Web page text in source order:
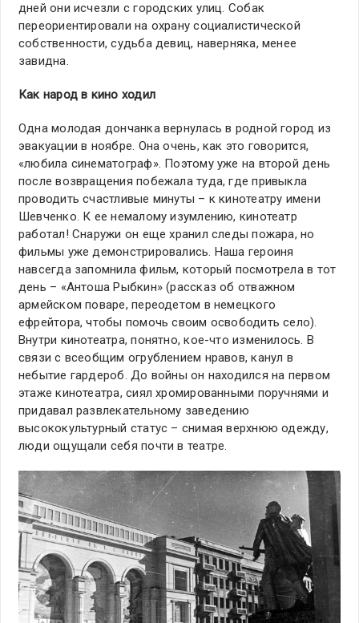
дней они исчезли с городских улиц. Собак
переориентировали на охрану социалистической
собственности, судьба девиц, наверняка, менее
завидна.
Как народ в кино ходил
Одна молодая дончанка вернулась в родной город из
эвакуации в ноябре. Она очень, как это говорится,
«любила синематограф». Поэтому уже на второй день
после возвращения побежала туда, где привыкла
проводить счастливые минуты – к кинотеатру имени
Шевченко. К ее немалому изумлению, кинотеатр
работал! Снаружи он еще хранил следы пожара, но
фильмы уже демонстрировались. Наша героиня
навсегда запомнила фильм, который посмотрела в тот
день – «Антоша Рыбкин» (рассказ об отважном
армейском поваре, переодетом в немецкого
ефрейтора, чтобы помочь своим освободить село).
Внутри кинотеатра, понятно, кое-что изменилось. В
связи с всеобщим огрублением нравов, канул в
небытие гардероб. До войны он находился на первом
этаже кинотеатра, сиял хромированными поручнями и
придавал развлекательному заведению
высококультурный статус – снимая верхнюю одежду,
люди ощущали себя почти в театре.